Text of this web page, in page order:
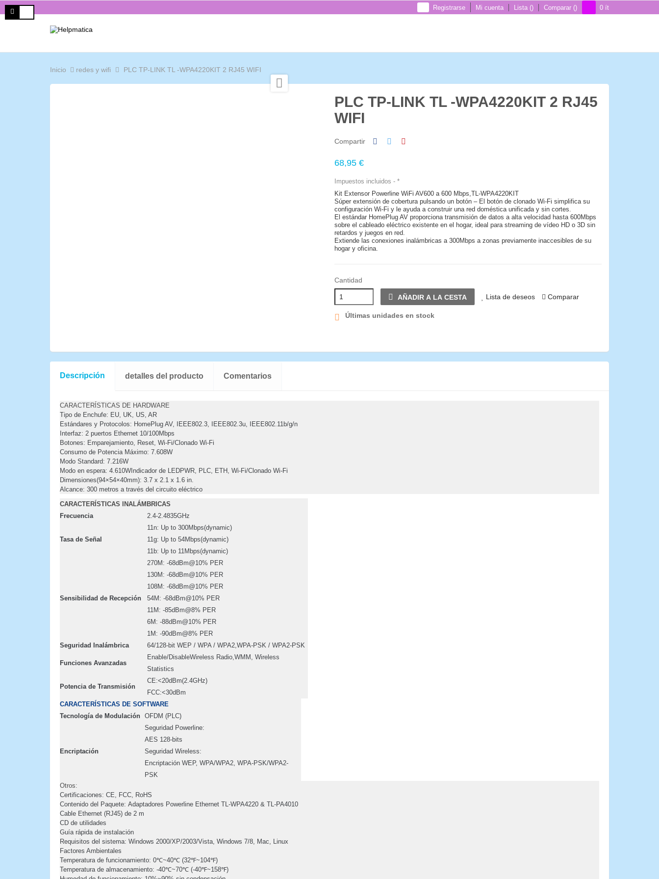
Registrarse Mi cuenta Lista Comparar 0 ít
Inicio redes y wifi PLC TP-LINK TL -WPA4220KIT 2 RJ45 WIFI

PLC TP-LINK TL -WPA4220KIT 2 RJ45
WIFI
Compartir
68,95 €
Impuestos incluidos
*
Kit Extensor Powerline WiFi AV600 a 600 Mbps,TL-WPA4220KIT
Súper extensión de cobertura pulsando un botón – El botón de clonado Wi-Fi simplifica su
configuración Wi-Fi y le ayuda a construir una red doméstica unificada y sin cortes.
El estándar HomePlug AV proporciona transmisión de datos a alta velocidad hasta 600Mbps
sobre el cableado eléctrico existente en el hogar, ideal para streaming de vídeo HD o 3D sin
retardos y juegos en red.
Extiende las conexiones inalámbricas a 300Mbps a zonas previamente inaccesibles de su
hogar y oficina.
Cantidad
AÑADIR A LA CESTA Lista de deseos Comparar
Últimas unidades en stock
Descripción detalles del producto Comentarios
CARACTERÍSTICAS DE HARDWARE
Tipo de Enchufe: EU, UK, US, AR
Estándares y Protocolos: HomePlug AV, IEEE802.3, IEEE802.3u, IEEE802.11b/g/n
Interfaz: 2 puertos Ethernet 10/100Mbps
Botones: Emparejamiento, Reset, Wi-Fi/Clonado Wi-Fi
Consumo de Potencia Máximo: 7.608W
Modo Standard: 7.216W
Modo en espera: 4.610WIndicador de LEDPWR, PLC, ETH, Wi-Fi/Clonado Wi-Fi
Dimensiones(94×54×40mm): 3.7 x 2.1 x 1.6 in.
Alcance: 300 metros a través del circuito eléctrico
CARACTERÍSTICAS INALÁMBRICAS
Frecuencia
2.4-2.4835GHz
Tasa de Señal
11n: Up to 300Mbps(dynamic)
11g: Up to 54Mbps(dynamic)
11b: Up to 11Mbps(dynamic)
Sensibilidad de Recepción
270M: -68dBm@10% PER
130M: -68dBm@10% PER
108M: -68dBm@10% PER
54M: -68dBm@10% PER
11M: -85dBm@8% PER
6M: -88dBm@10% PER
1M: -90dBm@8% PER
Seguridad Inalámbrica
64/128-bit WEP / WPA / WPA2,WPA-PSK / WPA2-PSK
Funciones Avanzadas
Enable/DisableWireless Radio,WMM, Wireless
Statistics
Potencia de Transmisión
CE:<20dBm(2.4GHz)
FCC:<30dBm
CARACTERÍSTICAS DE SOFTWARE
Tecnología de Modulación OFDM (PLC)
Encriptación
Seguridad Powerline:
AES 128-bits
Seguridad Wireless:
Encriptación WEP, WPA/WPA2, WPA-PSK/WPA2-
PSK
Otros:
Certificaciones: CE, FCC, RoHS
Contenido del Paquete: Adaptadores Powerline Ethernet TL-WPA4220 & TL-PA4010
Cable Ethernet (RJ45) de 2 m
CD de utilidades
Guía rápida de instalación
Requisitos del sistema: Windows 2000/XP/2003/Vista, Windows 7/8, Mac, Linux
Factores Ambientales
Temperatura de funcionamiento: 0℃~40℃ (32℉~104℉)
Temperatura de almacenamiento: -40℃~70℃ (-40℉~158℉)